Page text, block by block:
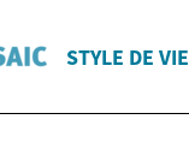
STYLE DE VIE